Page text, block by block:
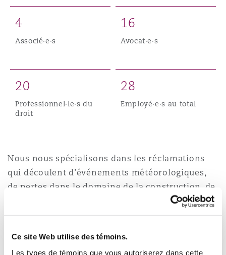
Ce site Web utilise des témoins.
Les types de témoins que vous autoriserez dans cette
Assurance biens
Assurance spécialisée
(D. C.)
4
Associé·e·s
16
Avocat·e·s
20
Professionnel·le·s du
droit
28
Employé·e·s au total
Nous nous spécialisons dans les réclamations
qui découlent d’événements météorologiques,
de pertes dans le domaine de la construction, de
cyberattaques, d’incendies, de pannes de courant
et de scénarios de défaillance de produits.
Parmi nos compétences en matière de